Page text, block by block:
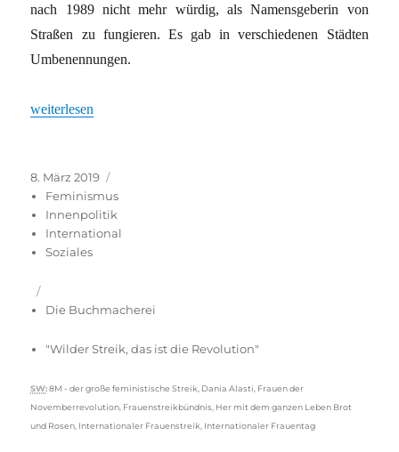
nach 1989 nicht mehr würdig, als Namensgeberin von
Straßen zu fungieren. Es gab in verschiedenen Städten
Umbenennungen.
„Keiner schiebt uns weg“
weiterlesen
Veröffentlicht
am
8. März 2019
Feminismus
Innenpolitik
International
Soziales
Die Buchmacherei
"Wilder Streik, das ist die Revolution"
Schlagwörter
SW: 8M - der große feministische Streik, Dania Alasti, Frauen der
Novemberrevolution, Frauenstreikbündnis, Her mit dem ganzen Leben Brot
und Rosen, Internationaler Frauenstreik, Internationaler Frauentag